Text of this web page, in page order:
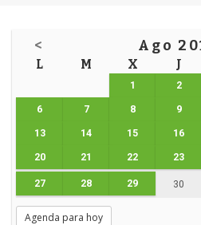
< Ago
L M X J
1 2
6 7 8 9
13 14 15 16
20 21 22 23
27 28 29 30
Agenda para hoy